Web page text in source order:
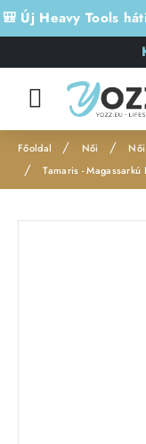
🎒 Új Heavy Tools
o
Női
Tamaris -